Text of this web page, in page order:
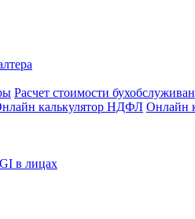
Расчет стоимости
калькулятор НДФЛ Онлайн
в лицах